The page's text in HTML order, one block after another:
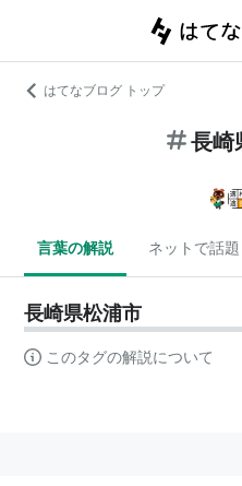
はてなブログ トップ
長崎
言葉の解説 ネットで話題
長崎県松浦市
このタグの解説について